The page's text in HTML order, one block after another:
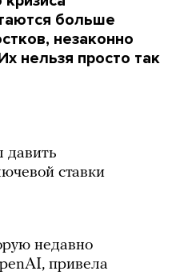
больше
незаконно
нельзя просто так
давить
ставки
недавно
привела